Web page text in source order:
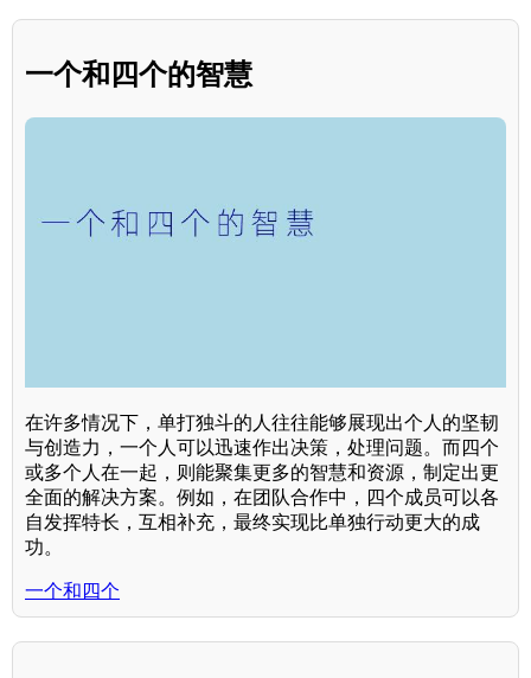
一个和四个的智慧
在许多情况下，单打独斗的人往往能够展现出个人的坚韧
与创造力，一个人可以迅速作出决策，处理问题。而四个
或多个人在一起，则能聚集更多的智慧和资源，制定出更
全面的解决方案。例如，在团队合作中，四个成员可以各
自发挥特长，互相补充，最终实现比单独行动更大的成
功。
一个和四个